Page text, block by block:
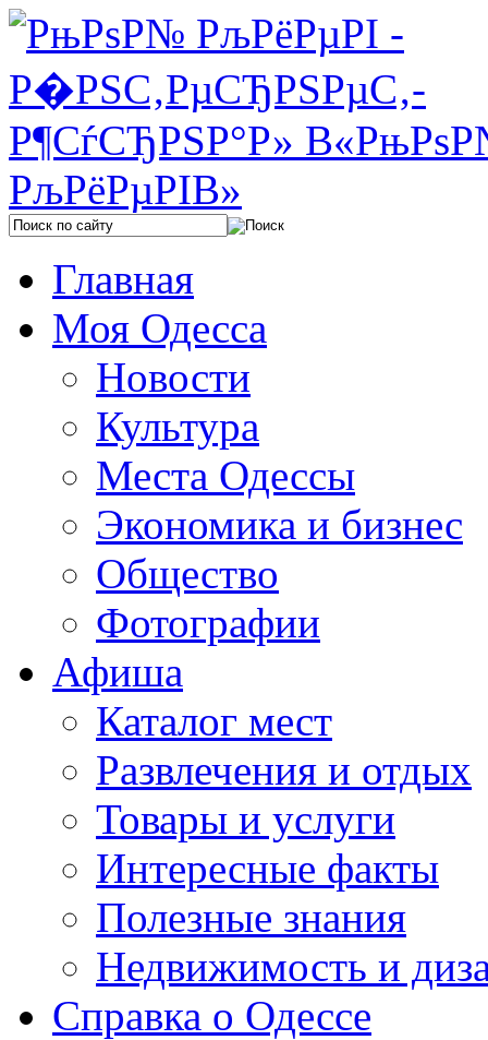
Главная
Моя Одесса
Новости
Культура
Места Одессы
Экономика и бизнес
Общество
Фотографии
Афиша
Каталог мест
Развлечения и отдых
Товары и услуги
Интересные факты
Полезные знания
Недвижимость и
Справка о Одессе